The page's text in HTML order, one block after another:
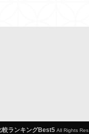
較ランキングBest5 All Rights Res